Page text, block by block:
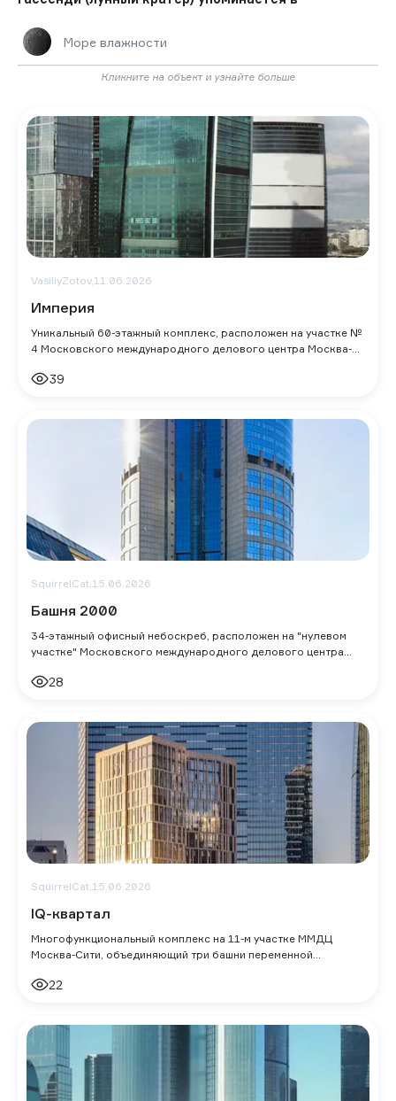
Море влажности
Кликните на объект и узнайте больше
VasiliyZotov,11.06.2026
Империя
Уникальный 60-этажный комплекс, расположен на участке №
4 Московского международного делового центра Москва-
39
SquirrelCat,15.06.2026
Башня 2000
34-этажный офисный небоскреб, расположен на "нулевом
участке" Московского международного делового центра
28
SquirrelCat,15.06.2026
IQ-квартал
Многофункциональный комплекс на 11-м участке ММДЦ
Москва-Сити, объединяющий три башни переменной
22